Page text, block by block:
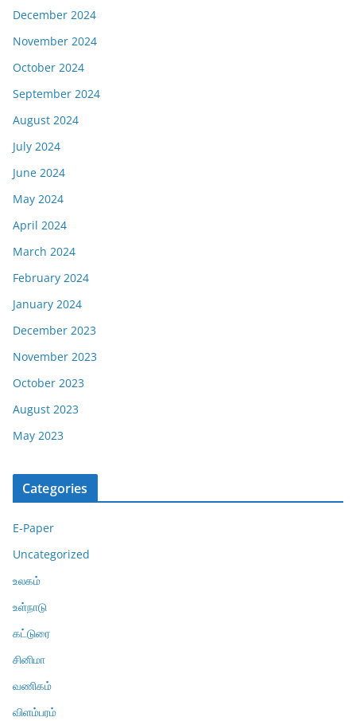
December 2024
November 2024
October 2024
September 2024
August 2024
July 2024
June 2024
May 2024
April 2024
March 2024
February 2024
January 2024
December 2023
November 2023
October 2023
August 2023
May 2023
Categories
E-Paper
Uncategorized
உலகம்
உள்நாடு
கட்டுரை
சினிமா
வணிகம்
விளம்பரம்